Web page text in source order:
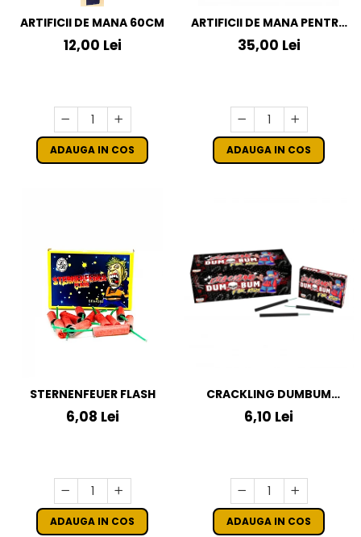
ARTIFICII DE MANA 60CM
12,00 Lei
ADAUGA IN COS
ARTIFICII DE MANA PENTRU
NUNTA LET LOVE SPARKLE -
10 BUCATI
35,00 Lei
ADAUGA IN COS
STERNENFEUER FLASH
6,08 Lei
ADAUGA IN COS
CRACKLING DUMBUM
KLASEK FOR KIDS
6,10 Lei
ADAUGA IN COS